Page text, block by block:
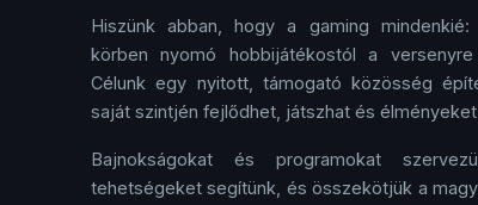
Hiszünk abban, hogy a gaming
körben nyomó hobbi­játékostól a
Célunk egy nyitott, támogató közösség
saját szintjén fejlődhet, játszhat és
Bajnokságokat és programokat
tehetségeket segítünk, és összekötjük a